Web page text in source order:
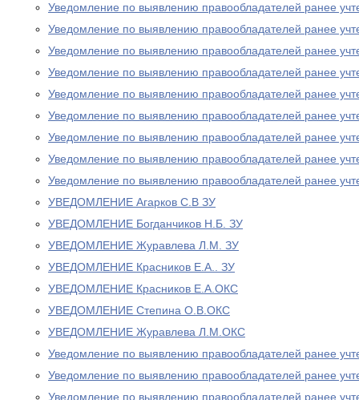
Уведомление по выявлению правообладателей ранее
Уведомление по выявлению правообладателей ранее
Уведомление по выявлению правообладателей ранее
Уведомление по выявлению правообладателей ранее
Уведомление по выявлению правообладателей ранее
Уведомление по выявлению правообладателей ранее
Уведомление по выявлению правообладателей ранее
Уведомление по выявлению правообладателей ранее
Уведомление по выявлению правообладателей ранее
УВЕДОМЛЕНИЕ Агарков С.В ЗУ
УВЕДОМЛЕНИЕ Богданчиков Н.Б. ЗУ
УВЕДОМЛЕНИЕ Журавлева Л.М. ЗУ
УВЕДОМЛЕНИЕ Красников Е.А.. ЗУ
УВЕДОМЛЕНИЕ Красников Е.А.ОКС
УВЕДОМЛЕНИЕ Степина О.В.ОКС
УВЕДОМЛЕНИЕ Журавлева Л.М.ОКС
Уведомление по выявлению правообладателей ранее
Уведомление по выявлению правообладателей ранее
Уведомление по выявлению правообладателей ранее